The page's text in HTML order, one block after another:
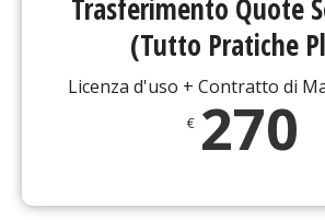
Trasferimento Quote
(Tutto Pratiche
Licenza d'uso + Contratto di
€ 270